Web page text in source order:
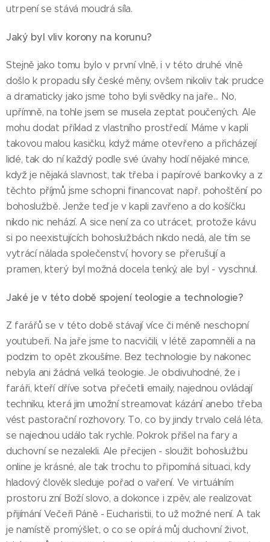
utrpení se stává moudrá síla.
Jaký byl vliv korony na korunu?
Stejně jako tomu bylo v první vlně, i v této druhé vlně
došlo k propadu síly české měny, ovšem nikoliv tak prudce
a dramaticky jako jsme toho byli svědky na jaře... No,
upřímně, na tohle jsem se musela zeptat poučených. Ale
mohu dodat příklad z vlastního prostředí. Máme v kapli
takovou malou kasičku, když máme otevřeno a přicházejí
lidé, tak do ní každý podle své úvahy hodí nějaké mince,
když je nějaká slavnost, tak třeba i papírové bankovky a z
těchto příjmů jsme schopni financovat např. pohoštění po
bohoslužbě. Jenže teď je v kapli zavřeno a do košíčku
nikdo nic nehází. A sice není za co utrácet, protože kávu
si po neexistujících bohoslužbách nikdo nedá, ale tím se
vytrácí nálada společenství, hovory se přerušují a
pramen, který byl možná docela tenký, ale byl - vyschnul.
Jaké je v této době spojení teologie a technologie?
Z farářů se v této době stávají více či méně neschopní
youtubeři. Na jaře jsme to nacvičili, v létě zapomněli a na
podzim to opět zkoušíme. Bez technologie by nakonec
nebyla ani žádná velká teologie. Je obdivuhodné, že i
faráři, kteří dříve sotva přečetli emaily, najednou ovládají
techniku, která jim umožní streamovat kázání anebo třeba
vést pastorační rozhovory. To, co by jindy trvalo celá léta,
se najednou událo tak rychle. Pokrok přišel na fary a
duchovní se nezalekli. Ale přecijen - sloužit bohoslužbu
online je krásné, ale tak trochu to připomíná situaci, kdy
hladový člověk sleduje pořad o vaření. Ve virtuálním
prostoru zní Boží slovo, a dokonce i zpěv, ale realizovat
přijímání Večeři Páně - Eucharistii, to už možné není. A tak
je namístě promýšlet, o co se opírá můj duchovní život,